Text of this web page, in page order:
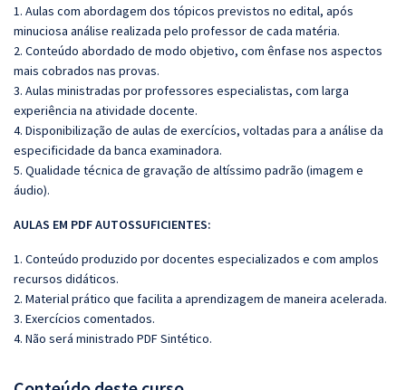
1. Aulas com abordagem dos tópicos previstos no edital, após
minuciosa análise realizada pelo professor de cada matéria.
2. Conteúdo abordado de modo objetivo, com ênfase nos aspectos
mais cobrados nas provas.
3. Aulas ministradas por professores especialistas, com larga
experiência na atividade docente.
4. Disponibilização de aulas de exercícios, voltadas para a análise da
especificidade da banca examinadora.
5. Qualidade técnica de gravação de altíssimo padrão (imagem e
áudio).
AULAS EM PDF AUTOSSUFICIENTES:
1. Conteúdo produzido por docentes especializados e com amplos
recursos didáticos.
2. Material prático que facilita a aprendizagem de maneira acelerada.
3. Exercícios comentados.
4. Não será ministrado PDF Sintético.